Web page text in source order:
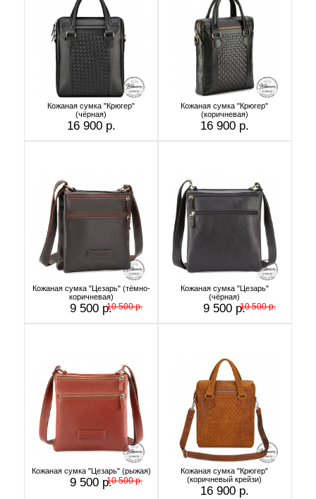
Кожаная сумка "Крюгер"
(чёрная)
16 900 р.
Кожаная сумка "Крюгер"
(коричневая)
16 900 р.
Кожаная сумка "Цезарь" (тёмно-
коричневая)
9 500 р.10 500 р.
Кожаная сумка "Цезарь"
(чёрная)
9 500 р.10 500 р.
Кожаная сумка "Цезарь" (рыжая)
9 500 р.10 500 р.
Кожаная сумка "Крюгер"
(коричневый крейзи)
16 900 р.